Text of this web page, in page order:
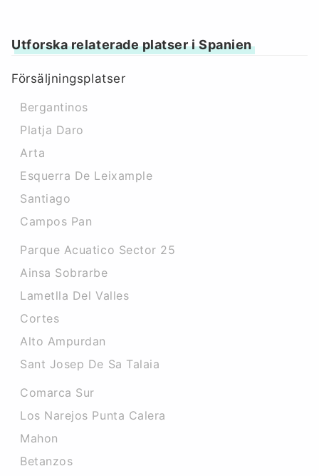
Utforska relaterade platser i Spanien
Försäljningsplatser
Bergantinos
Platja Daro
Arta
Esquerra De Leixample
Santiago
Campos Pan
Parque Acuatico Sector 25
Ainsa Sobrarbe
Lametlla Del Valles
Cortes
Alto Ampurdan
Sant Josep De Sa Talaia
Comarca Sur
Los Narejos Punta Calera
Mahon
Betanzos